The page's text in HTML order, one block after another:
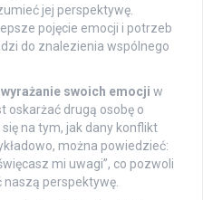
jej perspektywę.
pojęcie emocji i potrzeb
do znalezienia wspólnego
wyrażanie swoich emocji w
oskarżać drugą osobę o
się na tym, jak dany konflikt
można powiedzieć:
mi uwagi”, co pozwoli
perspektywę.